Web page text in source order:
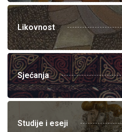
Likovnost
Sjećanja
Studije i eseji